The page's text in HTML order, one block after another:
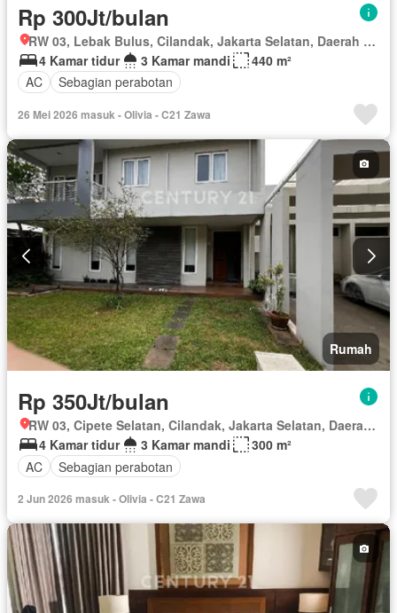
Rp 300Jt/bulan
RW 03, Lebak Bulus, Cilandak, Jakarta Selatan, Daerah Khusus Ibukota Jakarta
4 Kamar tidur
3 Kamar mandi
440 m²
AC
Sebagian perabotan
26 Mei 2026 masuk - Olivia - C21 Zawa
Rumah
Rp 350Jt/bulan
RW 03, Cipete Selatan, Cilandak, Jakarta Selatan, Daerah Khusus Ibukota Jakarta
4 Kamar tidur
3 Kamar mandi
300 m²
AC
Sebagian perabotan
2 Jun 2026 masuk - Olivia - C21 Zawa